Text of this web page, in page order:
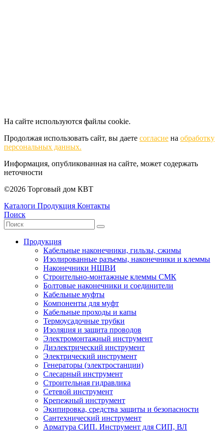
На сайте используются файлы cookie.
Продолжая использовать сайт, вы даете согласие на обработку
персональных данных.
Информация, опубликованная на сайте, может содержать
неточности
©2026 Торговый дом КВТ
Каталоги Продукция Контакты
Поиск
Продукция
Кабельные наконечники, гильзы, сжимы
Изолированные разъемы, наконечники и клеммы
Наконечники НШВИ
Строительно-монтажные клеммы СМК
Болтовые наконечники и соединители
Кабельные муфты
Компоненты для муфт
Кабельные проходы и капы
Термоусадочные трубки
Изоляция и защита проводов
Электромонтажный инструмент
Диэлектрический инструмент
Электрический инструмент
Генераторы (электростанции)
Слесарный инструмент
Строительная гидравлика
Сетевой инструмент
Крепежный инструмент
Экипировка, средства защиты и безопасности
Сантехнический инструмент
Арматура СИП. Инструмент для СИП, ВЛ